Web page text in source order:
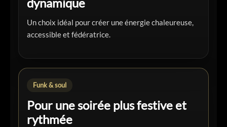
Un choix idéal pour créer une énergie chaleureuse,
accessible et fédératrice.
Funk & soul
Pour une soirée plus festive et
rythmée